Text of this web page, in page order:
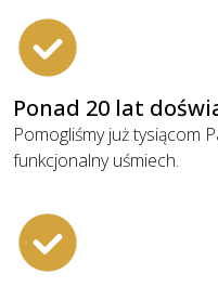
Ponad 20 lat
Pomogliśmy już tysiącom
funkcjonalny uśmiech.